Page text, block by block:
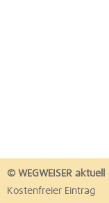
© WEGWEISER aktuell
Kostenfreier Eintrag